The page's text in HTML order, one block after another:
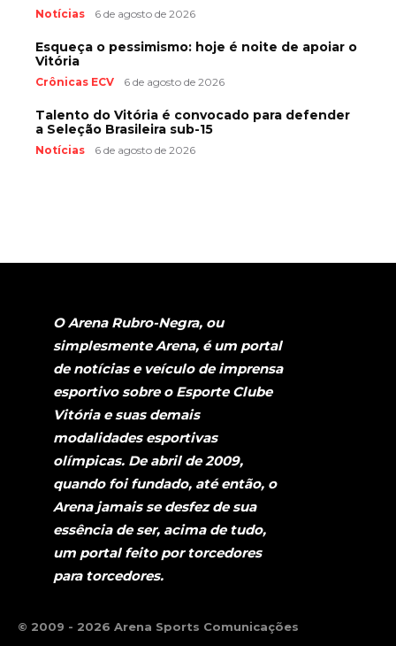
Notícias 6 de agosto de 2026
Esqueça o pessimismo: hoje é noite de apoiar o
Vitória
Crônicas ECV 6 de agosto de 2026
Talento do Vitória é convocado para defender
a Seleção Brasileira sub-15
Notícias 6 de agosto de 2026
O Arena Rubro-Negra, ou
simplesmente Arena, é um portal
de notícias e veículo de imprensa
esportivo sobre o Esporte Clube
Vitória e suas demais
modalidades esportivas
olímpicas. De abril de 2009,
quando foi fundado, até então, o
Arena jamais se desfez de sua
essência de ser, acima de tudo,
um portal feito por torcedores
para torcedores.
© 2009 - 2026 Arena Sports Comunicações